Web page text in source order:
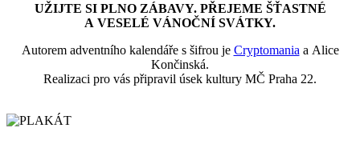
UŽIJTE SI PLNO ZÁBAVY. PŘEJEME ŠŤASTNÉ
A VESELÉ VÁNOČNÍ SVÁTKY.
Autorem adventního kalendáře s šifrou je Cryptomania a Alice
Končinská.
Realizaci pro vás připravil úsek kultury MČ Praha 22.